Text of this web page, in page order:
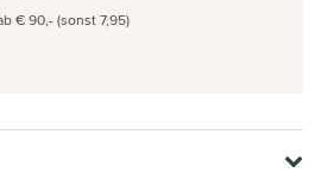
€ 90,- (sonst 7,95)